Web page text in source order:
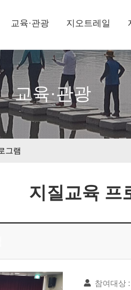
교육·관광 지오트레일
교육·관광
그램
지질교육 프
참여대상